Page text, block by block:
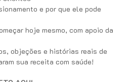
e por que ele pode
hoje mesmo, com apoio da
objeções e histórias reais de
sua receita com saúde!